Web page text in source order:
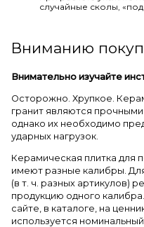
случайные сколы,
Вниманию
Внимательно изучайте
Осторожно. Хрупкое.
гранит являются
однако их необходимо
ударных нагрузок.
Керамическая плитка для
имеют разные калибры.
(в т. ч. разных артикулов)
продукцию одного
сайте, в каталоге, на
используется